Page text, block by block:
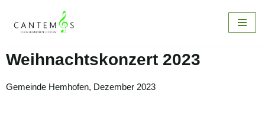
Zum
springen
Weihnachtskonzert 2023
Gemeinde Hemhofen, Dezember 2023